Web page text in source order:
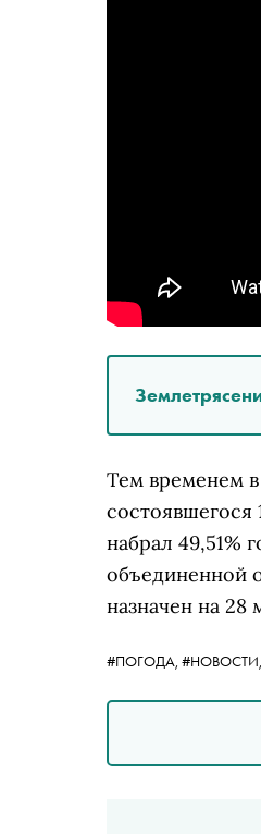
Тем временем
набрал 49,51%
объединенной
назначен на 28
#ПОГОДА, #НОВОСТИ,